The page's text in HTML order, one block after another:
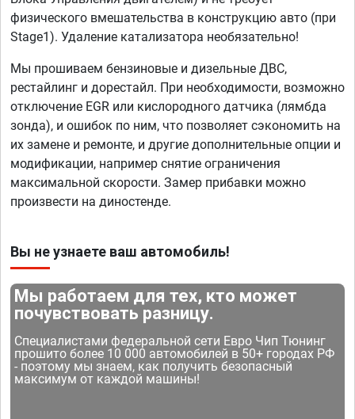
физического вмешательства в конструкцию авто (при
Stage1). Удаление катализатора необязательно!
Мы прошиваем бензиновые и дизельные ДВС,
рестайлинг и дорестайл. При необходимости, возможно
отключение EGR или кислородного датчика (лямбда
зонда), и ошибок по ним, что позволяет сэкономить на
их замене и ремонте, и другие дополнительные опции и
модификации, например снятие ограничения
максимальной скорости. Замер прибавки можно
произвести на диностенде.
Вы не узнаете ваш автомобиль!
Мы работаем для тех, кто может
почувствовать разницу.
Специалистами федеральной сети Евро Чип Тюнинг
прошито более 10 000 автомобилей в 50+ городах РФ
- поэтому мы знаем, как получить безопасный
максимум от каждой машины!